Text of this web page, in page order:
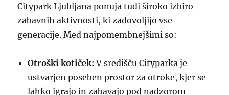
Citypark Ljubljana ponuja tudi široko izbiro
zabavnih aktivnosti, ki zadovoljijo vse
generacije. Med najpomembnejšimi so:
Otroški kotiček: V središču Cityparka je
ustvarjen poseben prostor za otroke, kjer se
lahko igrajo in zabavajo pod nadzorom